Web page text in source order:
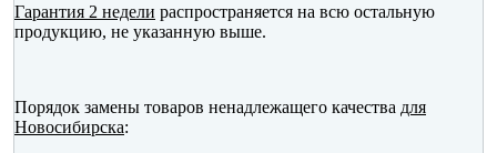
Гарантия 2 недели распространяется на всю остальную
продукцию, не указанную выше.
Порядок замены товаров ненадлежащего качества для
Новосибирска: